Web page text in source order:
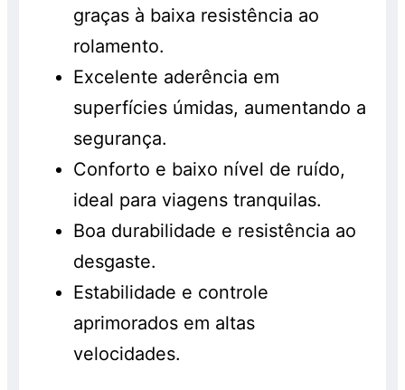
graças à baixa resistência ao
rolamento.
Excelente aderência em
superfícies úmidas, aumentando a
segurança.
Conforto e baixo nível de ruído,
ideal para viagens tranquilas.
Boa durabilidade e resistência ao
desgaste.
Estabilidade e controle
aprimorados em altas
velocidades.